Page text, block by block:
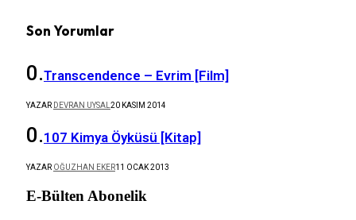
Son Yorumlar
Transcendence – Evrim [Film]
YAZAR DEVRAN UYSAL20 KASIM 2014
107 Kimya Öyküsü [Kitap]
YAZAR OĞUZHAN EKER11 OCAK 2013
E-Bülten Abonelik